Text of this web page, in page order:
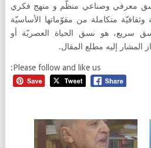
لنسق معرفي وصناعي منظّم و منهج فكري
متكاملة من مقوّماتها الأساسيّة
بنسق سريع، هو نسق الحياة العصريّة أو
المشار إليه مطلع المقال.
Please follow and like us: